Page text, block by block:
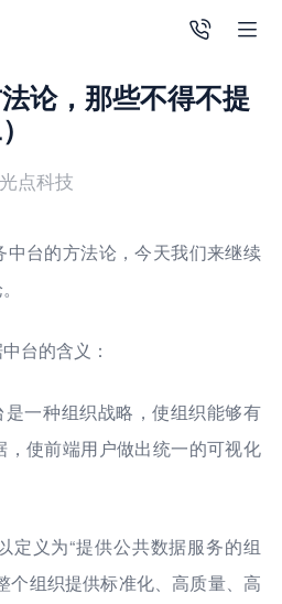
论，那些不得不提
光点科技
台的方法论，今天我们来继续
台的含义：
是一种组织战略，使组织能够有
使前端用户做出统一的可视化
定义为“提供公共数据服务的组
个组织提供标准化、高质量、高